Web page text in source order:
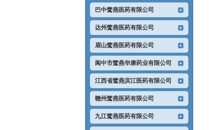
巴中鹭燕医药有限公司
达州鹭燕医药有限公司
眉山鹭燕医药有限公司
阆中市鹭燕华康药业有限公司
江西省鹭燕滨江医药有限公司
赣州鹭燕医药有限公司
九江鹭燕医药有限公司